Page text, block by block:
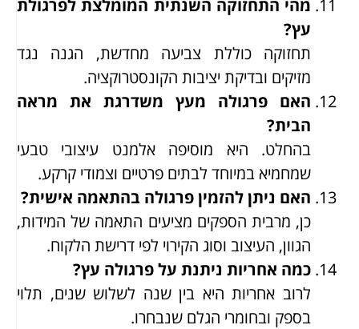
מהי התחזוקה השנתית המומלצת לפרגולת
עץ?
תחזוקה כוללת צביעה מחדשת, הגנה נגד
מזיקים ובדיקת יציבות הקונסטרוקציה.
האם פרגולה מעץ משדרגת את מראה
הבית?
בהחלט. היא מוסיפה אלמנט עיצובי טבעי
שמחמיא במיוחד לבתים פרטיים וצמודי קרקע.
האם ניתן להזמין פרגולה בהתאמה אישית?
כן, מרבית הספקים מציעים התאמה של המידות,
הגוון, העיצוב וסוג הקירוי לפי דרישת הלקוח.
כמה אחריות ניתנת על פרגולה עץ?
לרוב אחריות היא בין שנה לשלוש שנים, תלוי
בספק ובחומרי הגלם שנבחרו.